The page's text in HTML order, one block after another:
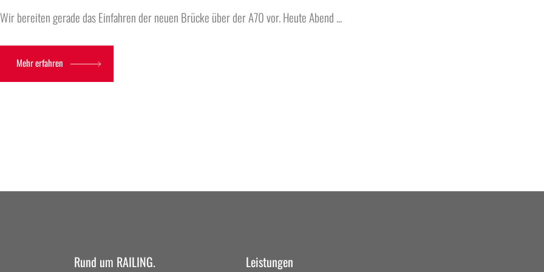
Wir bereiten gerade das Einfahren der neuen Brücke über der A70 vor. Heute Abend ...
Mehr erfahren
Rund um RAILING. Leistungen